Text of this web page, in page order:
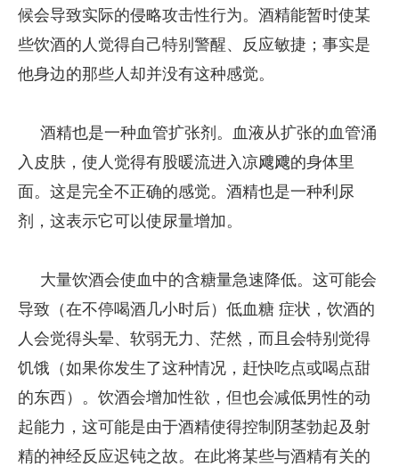
候会导致实际的侵略攻击性行为。酒精能暂时使某
些饮酒的人觉得自己特别警醒、反应敏捷；事实是
他身边的那些人却并没有这种感觉。
酒精也是一种血管扩张剂。血液从扩张的血管涌
入皮肤，使人觉得有股暖流进入凉飕飕的身体里
面。这是完全不正确的感觉。酒精也是一种利尿
剂，这表示它可以使尿量增加。
大量饮酒会使血中的含糖量急速降低。这可能会
导致（在不停喝酒几小时后）低血糖 症状，饮酒的
人会觉得头晕、软弱无力、茫然，而且会特别觉得
饥饿（如果你发生了这种情况，赶快吃点或喝点甜
的东西）。饮酒会增加性欲，但也会减低男性的动
起能力，这可能是由于酒精使得控制阴茎勃起及射
精的神经反应迟钝之故。在此将某些与酒精有关的